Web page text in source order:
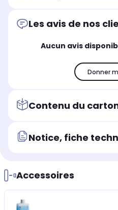
Les avis de nos
Aucun avis
Donner
Contenu du
Notice, fiche
Accessoires